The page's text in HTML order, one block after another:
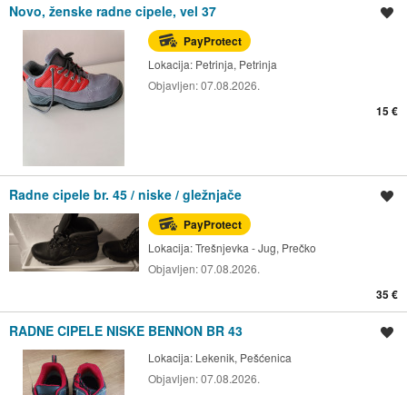
Novo, ženske radne cipele, vel 37
PayProtect
Lokacija: Petrinja, Petrinja
Objavljen:07.08.2026.
15 €
Radne cipele br. 45 / niske / gležnjače
PayProtect
Lokacija:Trešnjevka - Jug, Prečko
Objavljen:07.08.2026.
35 €
RADNE CIPELE NISKE BENNON BR 43
Lokacija: Lekenik, Pešćenica
Objavljen:07.08.2026.